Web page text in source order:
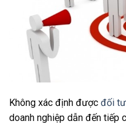
Không xác định được đối
doanh nghiệp dẫn đến tiếp